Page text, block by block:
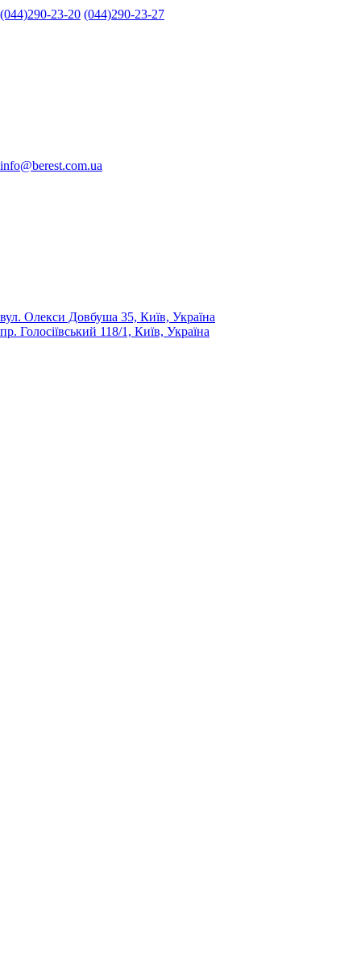
(044)290-23-20 (044)290-23-27
info@berest.com.ua
вул. Олекси Довбуша 35, Київ, Україна
пр. Голосіївський 118/1, Київ, Україна